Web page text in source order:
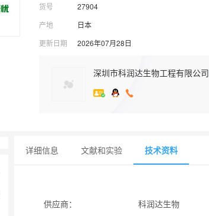
货号
27904
产地
日本
更新日期
2026年07月28日
深圳市科润达生物工程有限公司
详细信息 文献和实验 技术资料
供应商： 科润达生物